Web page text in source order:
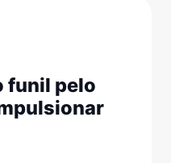
funil pelo